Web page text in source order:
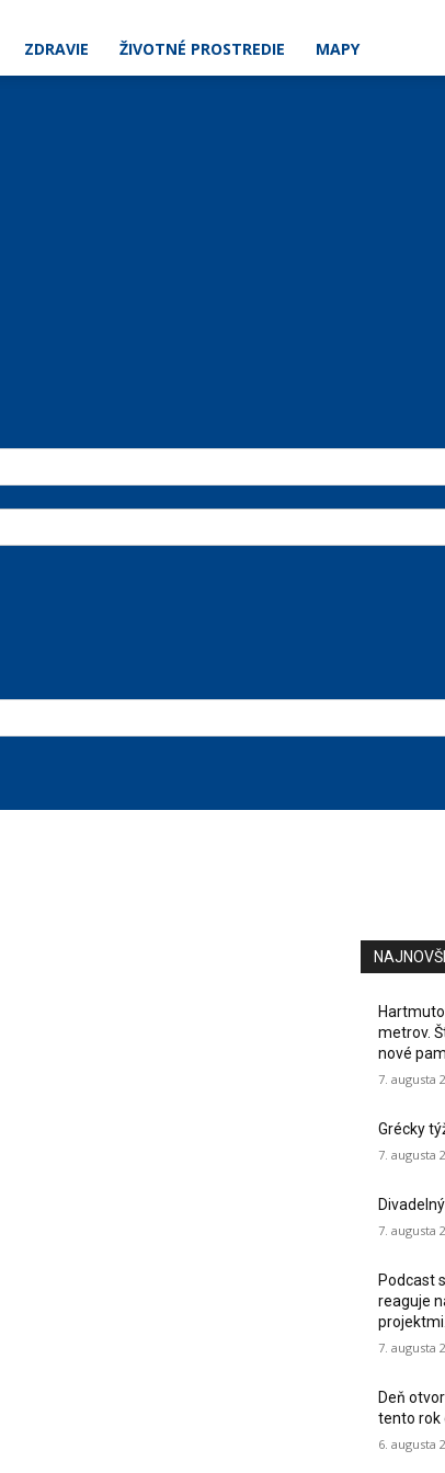
ZDRAVIE ŽIVOTNÉ PROSTREDIE MAPY
metrov.
nové
7. augusta
Grécky
7. augusta
7. augusta
Podcast
reaguje
projektmi.
7. augusta
Deň
tento rok
6. augusta